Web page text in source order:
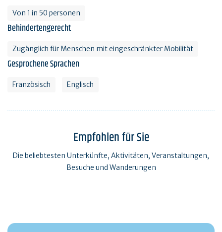
Von 1 in 50 personen
Behindertengerecht
Zugänglich für Menschen mit eingeschränkter Mobilität
Gesprochene Sprachen
Französisch Englisch
Empfohlen für Sie
Die beliebtesten Unterkünfte, Aktivitäten, Veranstaltungen,
Besuche und Wanderungen